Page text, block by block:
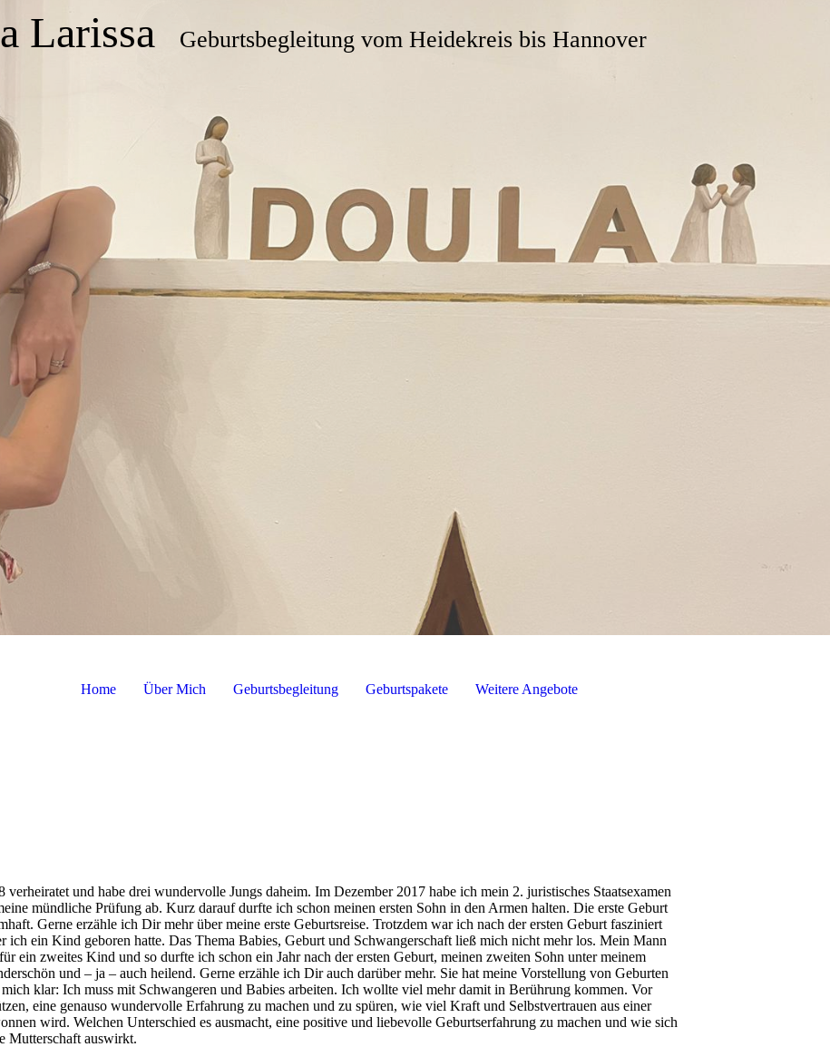
Larissa Geburtsbegleitung vom Heidekreis bis Hannover
Home Über Mich Geburtsbegleitung Geburtspakete Weitere Angebote
und habe drei wundervolle Jungs daheim. Im Dezember 2017 habe ich mein 2. juristisches Staatsexamen
mündliche Prüfung ab. Kurz darauf durfte ich schon meinen ersten Sohn in den Armen halten. Die erste Geburt
Gerne erzähle ich Dir mehr über meine erste Geburtsreise. Trotzdem war ich nach der ersten Geburt fasziniert
ein Kind geboren hatte. Das Thema Babies, Geburt und Schwangerschaft ließ mich nicht mehr los. Mein Mann
ein zweites Kind und so durfte ich schon ein Jahr nach der ersten Geburt, meinen zweiten Sohn unter meinem
und – ja – auch heilend. Gerne erzähle ich Dir auch darüber mehr. Sie hat meine Vorstellung von Geburten
klar: Ich muss mit Schwangeren und Babies arbeiten. Ich wollte viel mehr damit in Berührung kommen. Vor
eine genauso wundervolle Erfahrung zu machen und zu spüren, wie viel Kraft und Selbstvertrauen aus einer
wird. Welchen Unterschied es ausmacht, eine positive und liebevolle Geburtserfahrung zu machen und wie sich
Mutterschaft auswirkt.